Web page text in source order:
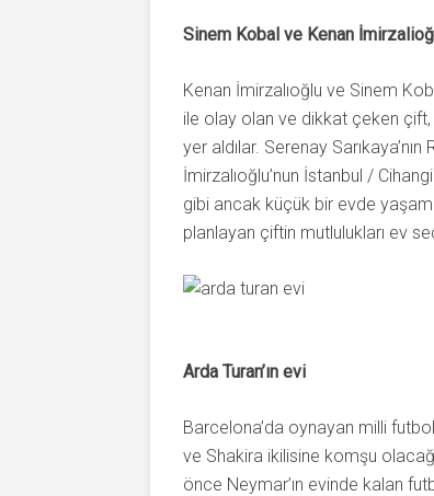
Sinem Kobal ve Kenan
Kenan İmirzalıoğlu ve Sinem
ile olay olan ve dikkat çeken çift,
yer aldılar. Serenay
İmirzalıoğlu’nun İstanbul /
gibi ancak küçük bir evde
planlayan çiftin mutlulukları ev
Arda Turan’ın evi
Barcelona’da oynayan milli
ve Shakira ikilisine komşu
önce Neymar’ın evinde kalan